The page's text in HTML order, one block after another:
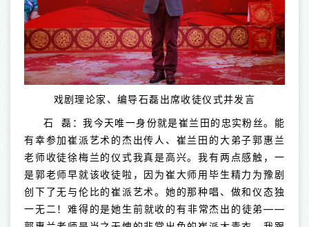
戏剧理论家、编导石磊出席收徒仪式并发言
石 磊：我今天唯一身份就是崔兰田的忠实粉丝。能
有幸参加崔派艺术的杰出传人、崔兰田的大弟子郭惠兰
老师收徒徐梅兰的仪式我真是高兴。我有两点感触，一
是郭老师早就该收徒啦，因为崔大师用毕生精力为豫剧
创下了无与伦比的崔派艺术。她的那种唱、做和仪态独
一无二！难得的是她生前就收的有非常杰出的徒弟——